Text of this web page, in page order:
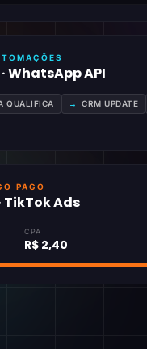
WhatsApp API
QUALIFICA → CRM UPDATE
PAGO
TikTok Ads
CPA
R$ 2,40